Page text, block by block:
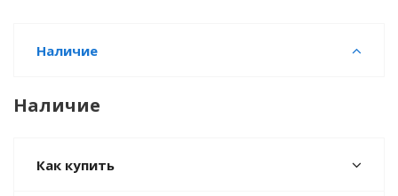
Наличие
Наличие
Как купить